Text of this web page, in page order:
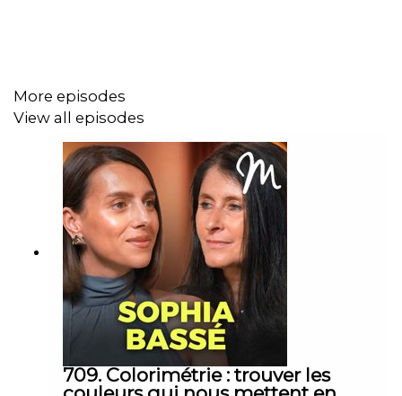
Quelques citations du podcast avec Lucas Bourguignon :
"Avoir une immaturité sensorielle à l'âge adulte, c'est des
contraintes."
"La société a évolué plus vite que l'humanité. Et là, on se
retrouve au niveau sensoriel dans un désordre sans
"Intégrer les réflexes, ça ne rend pas les gens plus forts,
ça leur permet juste de ne pas être limités dans leur
plein potentiel."
More episodes
View all episodes
709. Colorimétrie : trouver les